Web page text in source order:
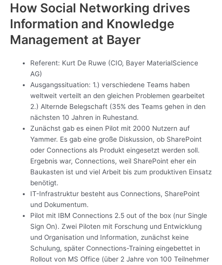
How Social Networking drives
Information and Knowledge
Management at Bayer
Referent: Kurt De Ruwe (CIO, Bayer MaterialScience
AG)
Ausgangssituation: 1.) verschiedene Teams haben
weltweit verteilt an den gleichen Problemen gearbeitet
2.) Alternde Belegschaft (35% des Teams gehen in den
nächsten 10 Jahren in Ruhestand.
Zunächst gab es einen Pilot mit 2000 Nutzern auf
Yammer. Es gab eine große Diskussion, ob SharePoint
oder Connections als Produkt eingesetzt werden soll.
Ergebnis war, Connections, weil SharePoint eher ein
Baukasten ist und viel Arbeit bis zum produktiven Einsatz
benötigt.
IT-Infrastruktur besteht aus Connections, SharePoint
und Dokumentum.
Pilot mit IBM Connections 2.5 out of the box (nur Single
Sign On). Zwei Piloten mit Forschung und Entwicklung
und Organisation und Information, zunächst keine
Schulung, später Connections-Training eingebettet in
Rollout von MS Office (über 2 Jahre von 100 Teilnehmer